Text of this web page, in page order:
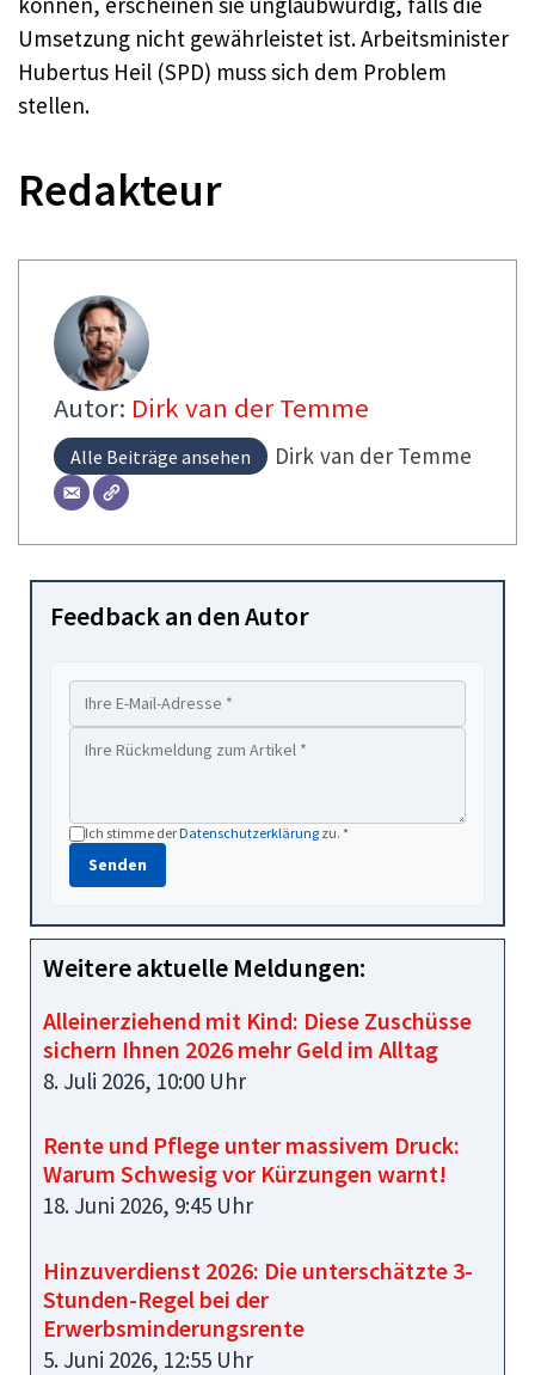
Umsetzung nicht gewährleistet ist. Arbeitsminister
Hubertus Heil (SPD) muss sich dem Problem
stellen.
Redakteur
Autor: Dirk van der Temme
Alle Beiträge ansehen Dirk van der Temme
Feedback an den Autor
Ich stimme derDatenschutzerklärung zu. *
Senden
Weitere aktuelle Meldungen:
Alleinerziehend mit Kind: Diese Zuschüsse
sichern Ihnen 2026 mehr Geld im Alltag
8. Juli 2026, 10:00 Uhr
Rente und Pflege unter massivem Druck:
Warum Schwesig vor Kürzungen warnt!
18. Juni 2026, 9:45 Uhr
Hinzuverdienst 2026: Die unterschätzte 3-
Stunden-Regel bei der
Erwerbsminderungsrente
5. Juni 2026, 12:55 Uhr